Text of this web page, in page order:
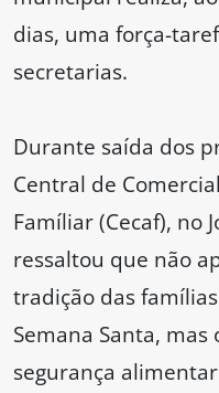
dias, uma força-
secretarias.
Durante saída dos
Central de
Famíliar (Cecaf), no
ressaltou que não
tradição das
Semana Santa, mas
segurança